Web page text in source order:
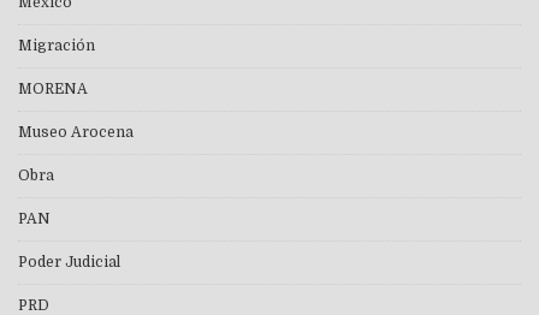
Migración
MORENA
Museo Arocena
Obra
PAN
Poder Judicial
PRD